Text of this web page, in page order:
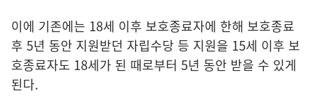
이에 기존에는 18세 이후 보호종료자에 한해 보호종료
후 5년 동안 지원받던 자립수당 등 지원을 15세 이후 보
호종료자도 18세가 된 때로부터 5년 동안 받을 수 있게
된다.